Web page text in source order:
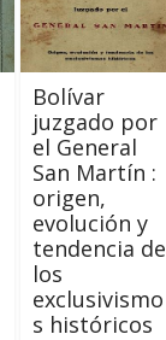
Bolívar
juzgado por
el General
San Martín :
origen,
evolución y
tendencia de
los
exclusivismo
s históricos